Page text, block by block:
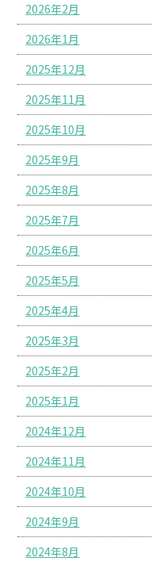
2026年2月
2026年1月
2025年12月
2025年11月
2025年10月
2025年9月
2025年8月
2025年7月
2025年6月
2025年5月
2025年4月
2025年3月
2025年2月
2025年1月
2024年12月
2024年11月
2024年10月
2024年9月
2024年8月